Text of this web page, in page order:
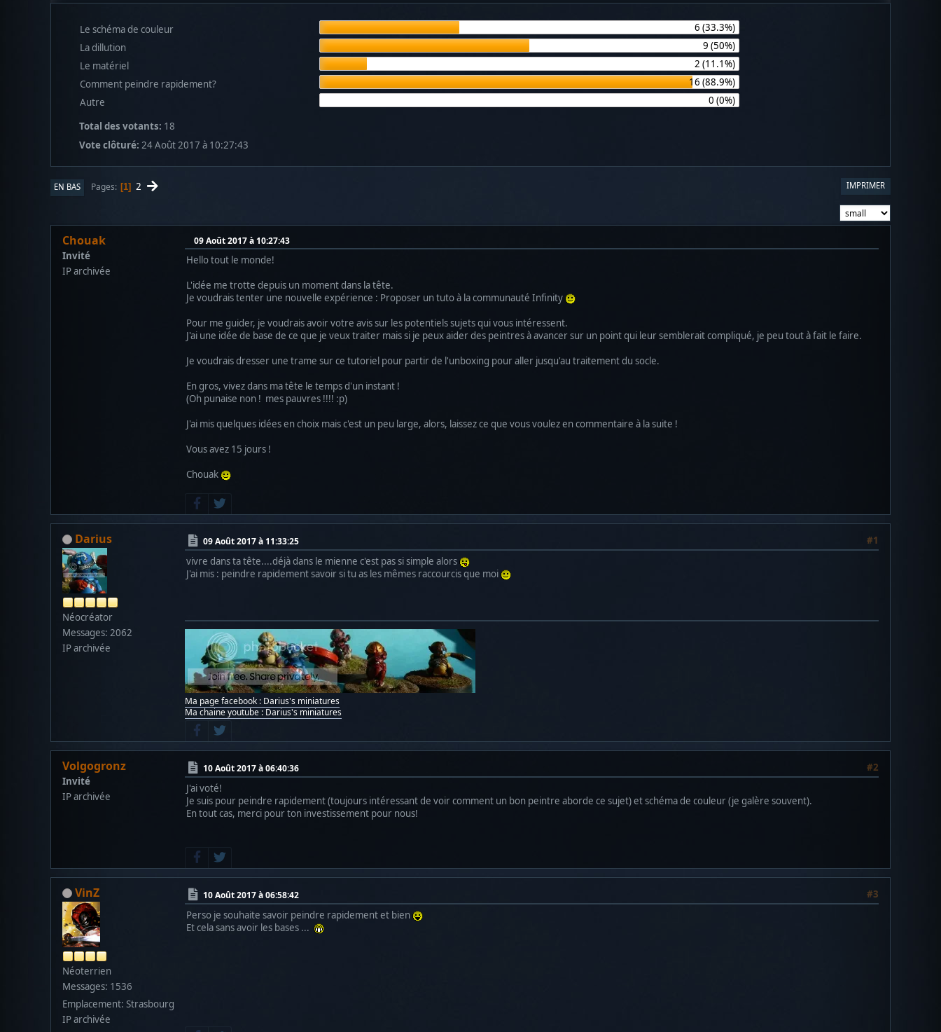
Le schéma de couleur
6 (33.3%)
La dillution
9 (50%)
Le matériel
2 (11.1%)
Comment peindre rapidement?
16 (88.9%)
Autre
0 (0%)
Total des votants: 18
Vote clôturé: 24 Août 2017 à 10:27:43
IMPRIMER
EN BAS Pages 1 2
Chouak
Invité
IP archivée
09 Août 2017 à 10:27:43
Hello tout le monde!
L'idée me trotte depuis un moment dans la tête.
Je voudrais tenter une nouvelle expérience : Proposer un tuto à la communauté Infinity
Pour me guider, je voudrais avoir votre avis sur les potentiels sujets qui vous intéressent.
J'ai une idée de base de ce que je veux traiter mais si je peux aider des peintres à avancer sur un point qui leur semblerait compliqué, je peu tout à fait le faire.
Je voudrais dresser une trame sur ce tutoriel pour partir de l'unboxing pour aller jusqu'au traitement du socle.
En gros, vivez dans ma tête le temps d'un instant !
(Oh punaise non ! mes pauvres !!!! :p)
J'ai mis quelques idées en choix mais c'est un peu large, alors, laissez ce que vous voulez en commentaire à la suite !
Vous avez 15 jours !
Chouak
Darius
Néocréator
Messages: 2062
IP archivée
09 Août 2017 à 11:33:25
#1
vivre dans ta tête....déjà dans le mienne c'est pas si simple alors
J'ai mis : peindre rapidement savoir si tu as les mêmes raccourcis que moi
Ma page facebook : Darius's miniatures
Ma chaine youtube : Darius's miniatures
Volgogronz
Invité
IP archivée
10 Août 2017 à 06:40:36
#2
J'ai voté!
Je suis pour peindre rapidement (toujours intéressant de voir comment un bon peintre aborde ce sujet) et schéma de couleur (je galère souvent).
En tout cas, merci pour ton investissement pour nous!
VinZ
Néoterrien
Messages: 1536
Emplacement: Strasbourg
IP archivée
10 Août 2017 à 06:58:42
#3
Perso je souhaite savoir peindre rapidement et bien
Et cela sans avoir les bases ...